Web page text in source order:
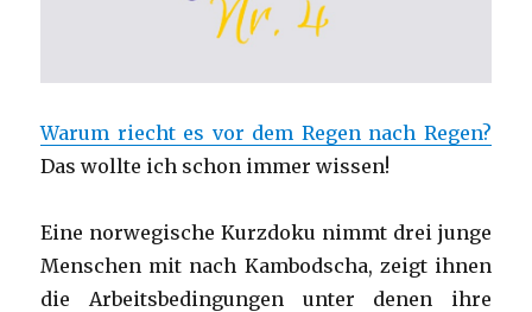
Warum riecht es vor dem Regen nach Regen?
Das wollte ich schon immer wissen!
Eine norwegische Kurzdoku nimmt drei junge
Menschen mit nach Kambodscha, zeigt ihnen
die Arbeitsbedingungen unter denen ihre